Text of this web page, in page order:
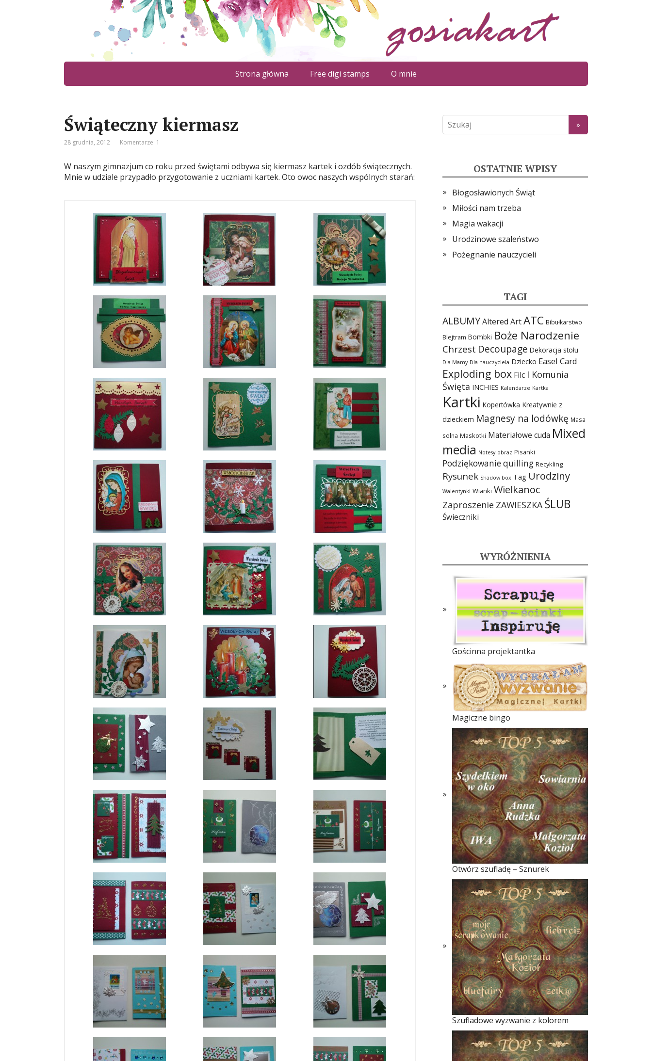
Strona główna Free digi stamps O mnie
Świąteczny kiermasz
28 grudnia, 2012 Komentarze: 1
W naszym gimnazjum co roku przed świętami odbywa się kiermasz kartek i ozdób świątecznych.
Mnie w udziale przypadło przygotowanie z uczniami kartek. Oto owoc naszych wspólnych starań:
OSTATNIE WPISY
Błogosławionych Świąt
Miłości nam trzeba
Magia wakacji
Urodzinowe szaleństwo
Pożegnanie nauczycieli
TAGI
ALBUMYAltered ArtATC Bibułkarstwo
Blejtram Bombki Boże Narodzenie
Chrzest Decoupage Dekoracja stołu
Dla Mamy Dla nauczyciela Dziecko Easel Card
Exploding box Filc I Komunia
Święta INCHIES Kalendarze Kartka
Kartki Kopertówka Kreatywnie z
dzieckiem Magnesy na lodówkę Masa
solna Maskotki Materiałowe cuda Mixed
media Notesy obraz Pisanki
Podziękowaniequilling Recykling
Rysunek Shadow box Tag Urodziny
Walentynki Wianki Wielkanoc
Zaproszenie ZAWIESZKA ŚLUB
Świeczniki
WYRÓŻNIENIA
Gościnna projektantka
Magiczne bingo
Otwórz szufladę – Sznurek
Szufladowe wyzwanie z kolorem